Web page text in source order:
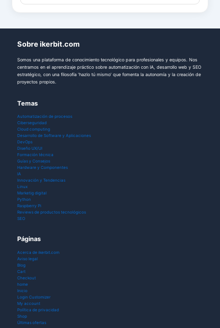
Sobre ikerbit.com
Somos una plataforma de conocimiento tecnológico para profesionales y equipos. Nos
centramos en el aprendizaje práctico sobre automatización con IA, desarrollo web y SEO
estratégico, con una filosofía 'hazlo tú mismo' que fomenta la autonomía y la creación de
proyectos propios.
Temas
Automatización de procesos
Ciberseguridad
Cloud computing
Desarrollo de Software y Aplicaciones
DevOps
Diseño UX/UI
Formación técnica
Guías y Consejos
Hardware y Componentes
IA
Innovación y Tendencias
Linux
Marketig digital
Python
Raspberry Pi
Reviews de productos tecnológicos
SEO
Páginas
Acerca de ikerbit.com
Aviso legal
Blog
Cart
Checkout
home
Inicio
Login Customizer
My account
Política de privacidad
Shop
Últimas ofertas